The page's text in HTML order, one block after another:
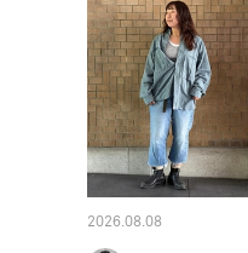
2026.08.08